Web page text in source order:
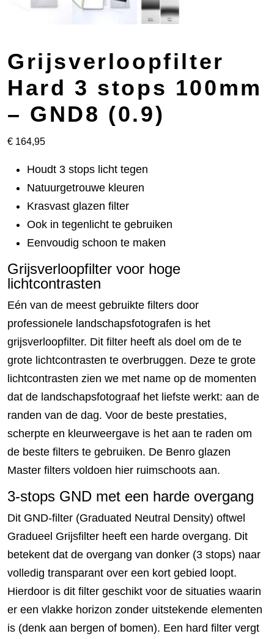
Grijsverloopfilter
Hard 3 stops 100mm
– GND8 (0.9)
€ 164,95
Houdt 3 stops licht tegen
Natuurgetrouwe kleuren
Krasvast glazen filter
Ook in tegenlicht te gebruiken
Eenvoudig schoon te maken
Grijsverloopfilter voor hoge
lichtcontrasten
Eén van de meest gebruikte filters door
professionele landschapsfotografen is het
grijsverloopfilter. Dit filter heeft als doel om de te
grote lichtcontrasten te overbruggen. Deze te grote
lichtcontrasten zien we met name op de momenten
dat de landschapsfotograaf het liefste werkt: aan de
randen van de dag. Voor de beste prestaties,
scherpte en kleurweergave is het aan te raden om
de beste filters te gebruiken. De Benro glazen
Master filters voldoen hier ruimschoots aan.
3-stops GND met een harde overgang
Dit GND-filter (Graduated Neutral Density) oftwel
Gradueel Grijsfilter heeft een harde overgang. Dit
betekent dat de overgang van donker (3 stops) naar
volledig transparant over een kort gebied loopt.
Hierdoor is dit filter geschikt voor de situaties waarin
er een vlakke horizon zonder uitstekende elementen
is (denk aan bergen of bomen). Een hard filter vergt